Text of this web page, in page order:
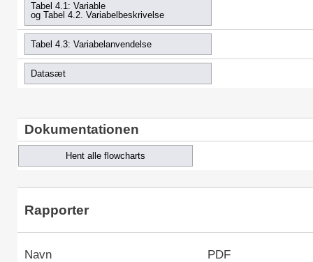
Tabel 4.1: Variable
og Tabel 4.2. Variabelbeskrivelse
Tabel 4.3: Variabelanvendelse
Datasæt
Dokumentationen
Rapporter
Navn PDF